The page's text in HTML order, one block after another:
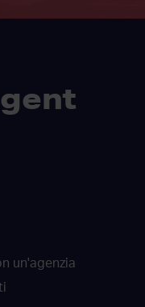
un'agenzia